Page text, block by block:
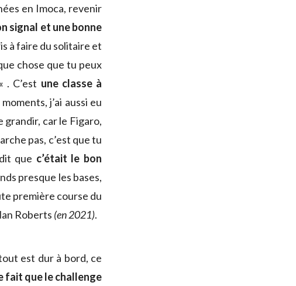
en Imoca, revenir
signal et une bonne
à faire du solitaire et
chose que tu peux
. C’est une classe à
j’ai aussi eu
grandir, car le Figaro,
pas, c’est que tu
que c’était le bon
presque les bases,
première course du
Roberts (en 2021).
est dur à bord, ce
fait que le challenge